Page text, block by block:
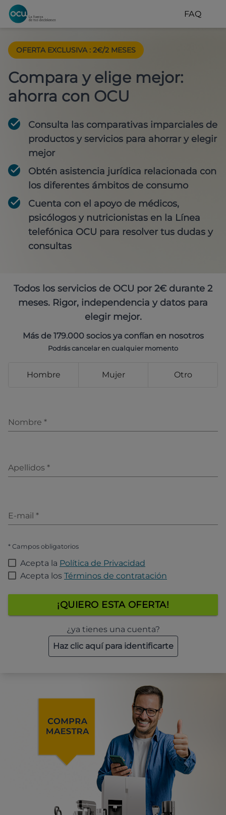
FAQ
OFERTA EXCLUSIVA : 2€/2 MESES
Compara y elige mejor:
ahorra con OCU
Consulta las comparativas imparciales de
productos y servicios para ahorrar y elegir
mejor
Obtén asistencia jurídica relacionada con
los diferentes ámbitos de consumo
Cuenta con el apoyo de médicos,
psicólogos y nutricionistas en la Línea
telefónica OCU para resolver tus dudas y
consultas
Todos los servicios de OCU por 2€ durante 2
meses. Rigor, independencia y datos para
elegir mejor.
Más de 179.000 socios ya confían en nosotros
Podrás cancelar en cualquier momento
Hombre Mujer Otro
Nombre *
Apellidos *
E-mail *
* Campos obligatorios
Acepta la Política de Privacidad
Acepta los Términos de contratación
¡QUIERO ESTA OFERTA!
¿ya tienes una cuenta?
Haz clic aquí para identificarte